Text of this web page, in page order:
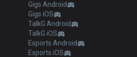
Gigs Android
Gigs iOS
TalkG Android
TalkG iOS
Esports Android
Esports iOS